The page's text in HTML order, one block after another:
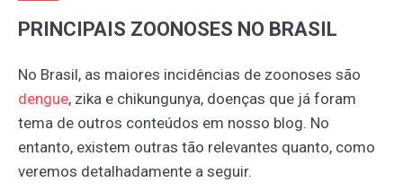
PRINCIPAIS ZOONOSES NO BRASIL
No Brasil, as maiores incidências de zoonoses são
dengue, zika e chikungunya, doenças que já foram
tema de outros conteúdos em nosso blog. No
entanto, existem outras tão relevantes quanto, como
veremos detalhadamente a seguir.